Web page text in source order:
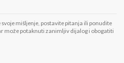
mišljenje, postavite pitanja ili ponudite
može potaknuti zanimljiv dijalog i obogatiti